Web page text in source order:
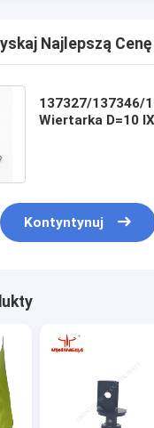
Najlepszą
137327/137346/
Wiertarka D=10
Kontyntynuj